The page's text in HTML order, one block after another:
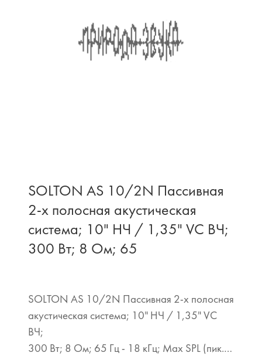
SOLTON AS 10/2N Пассивная
2-х полосная акустическая
система; 10" НЧ / 1,35" VC ВЧ;
300 Вт; 8 Ом; 65
SOLTON AS 10/2N Пассивная 2-х полосная
акустическая система; 10" НЧ / 1,35" VC
ВЧ;
300 Вт; 8 Ом; 65 Гц - 18 кГц; Мах SPL (пик.):